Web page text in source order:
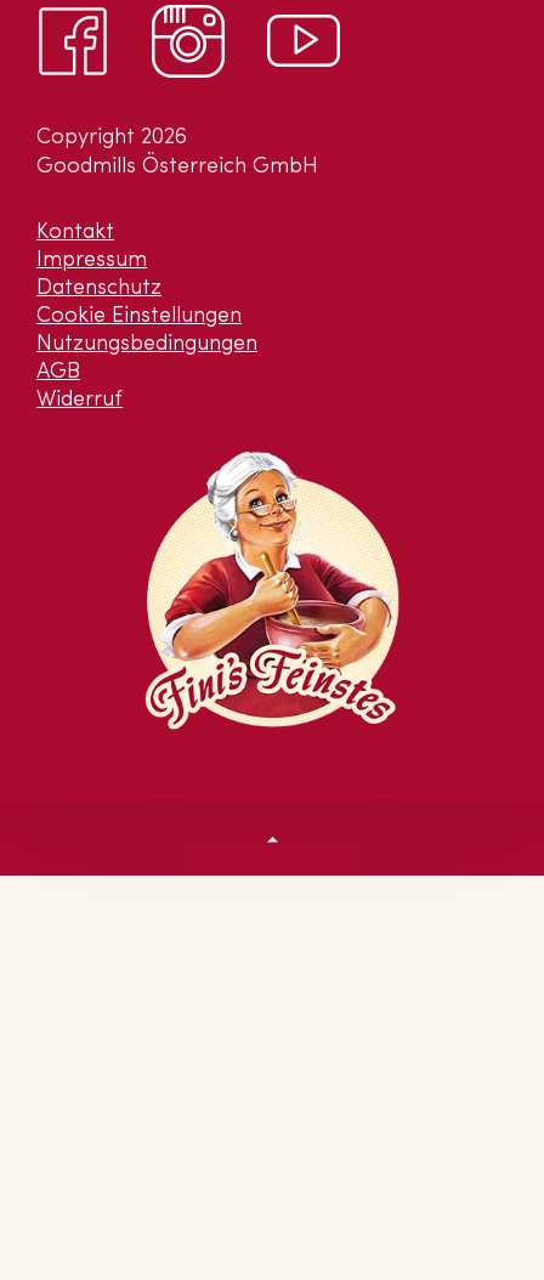
Copyright 2026
Goodmills Österreich GmbH
Kontakt
Impressum
Datenschutz
Cookie Einstellungen
Nutzungsbedingungen
AGB
Widerruf